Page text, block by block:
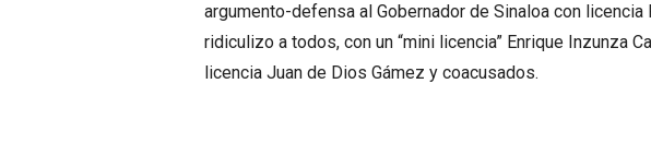
argumento-defensa al Gobernador de Sinaloa con licencia
ridiculizo a todos, con un “mini licencia” Enrique Inzunza
licencia Juan de Dios Gámez y coacusados.